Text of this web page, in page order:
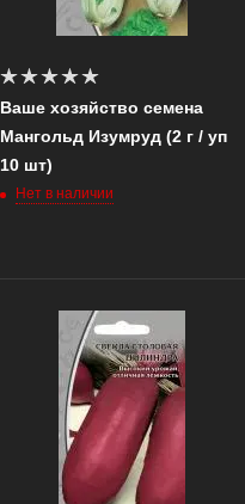
Ваше хозяйство семена
Мангольд Изумруд (2 г / уп
10 шт)
Нет в наличии